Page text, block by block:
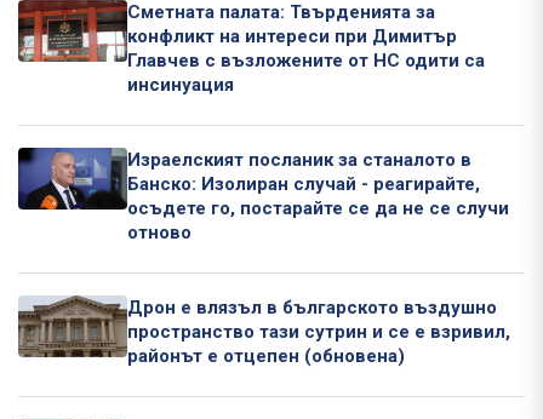
Сметната палата: Твърденията за
конфликт на интереси при Димитър
Главчев с възложените от НС одити са
инсинуация
Израелският посланик за станалото в
Банско: Изолиран случай - реагирайте,
осъдете го, постарайте се да не се случи
отново
Дрон е влязъл в българското въздушно
пространство тази сутрин и се е взривил,
районът е отцепен (обновена)